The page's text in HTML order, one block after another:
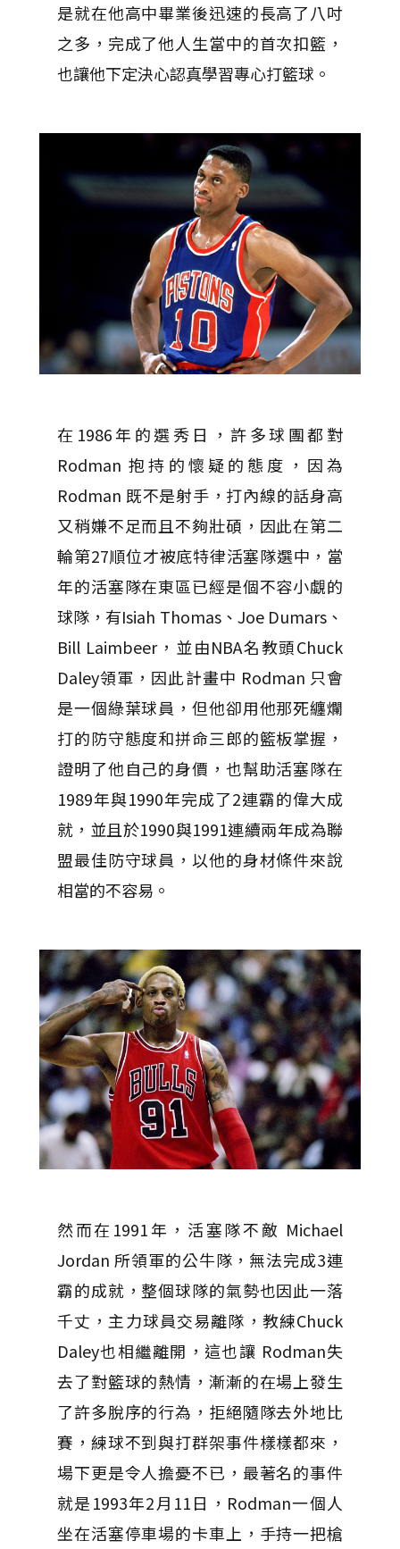
是就在他高中畢業後迅速的長高了八吋
之多，完成了他人生當中的首次扣籃，
也讓他下定決心認真學習專心打籃球。
在1986年的選秀日，許多球團都對
Rodman 抱持的懷疑的態度，因為
Rodman 既不是射手，打內線的話身高
又稍嫌不足而且不夠壯碩，因此在第二
輪第27順位才被底特律活塞隊選中，當
年的活塞隊在東區已經是個不容小覷的
球隊，有Isiah Thomas、Joe Dumars、
Bill Laimbeer，並由NBA名教頭Chuck
Daley領軍，因此計畫中 Rodman 只會
是一個綠葉球員，但他卻用他那死纏爛
打的防守態度和拼命三郎的籃板掌握，
證明了他自己的身價，也幫助活塞隊在
1989年與1990年完成了2連霸的偉大成
就，並且於1990與1991連續兩年成為聯
盟最佳防守球員，以他的身材條件來說
相當的不容易。
然而在1991年，活塞隊不敵 Michael
Jordan 所領軍的公牛隊，無法完成3連
霸的成就，整個球隊的氣勢也因此一落
千丈，主力球員交易離隊，教練Chuck
Daley也相繼離開，這也讓 Rodman失
去了對籃球的熱情，漸漸的在場上發生
了許多脫序的行為，拒絕隨隊去外地比
賽，練球不到與打群架事件樣樣都來，
場下更是令人擔憂不已，最著名的事件
就是1993年2月11日，Rodman一個人
坐在活塞停車場的卡車上，手持一把槍